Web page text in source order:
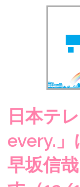
日本テ
every.」
早坂信